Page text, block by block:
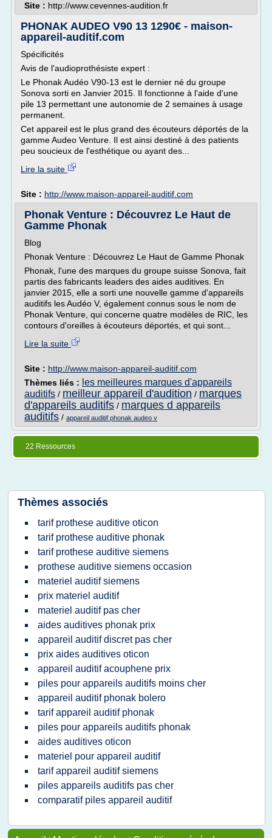
Site : http://www.cevennes-audition.fr
PHONAK AUDEO V90 13 1290€ - maison-
appareil-auditif.com
Spécificités
Avis de l'audioprothésiste expert :
Le Phonak Audéo V90-13 est le dernier né du groupe
Sonova sorti en Janvier 2015. Il fonctionne à l'aide d'une
pile 13 permettant une autonomie de 2 semaines à usage
permanent.
Cet appareil est le plus grand des écouteurs déportés de la
gamme Audeo Venture. Il est ainsi destiné à des patients
peu soucieux de l'esthétique ou ayant des...
Lire la suite
Site : http://www.maison-appareil-auditif.com
Phonak Venture : Découvrez Le Haut de
Gamme Phonak
Blog
Phonak Venture : Découvrez Le Haut de Gamme Phonak
Phonak, l'une des marques du groupe suisse Sonova, fait
partis des fabricants leaders des aides auditives. En
janvier 2015, elle a sorti une nouvelle gamme d'appareils
auditifs les Audéo V, également connus sous le nom de
Phonak Venture, qui concerne quatre modèles de RIC, les
contours d'oreilles à écouteurs déportés, et qui sont...
Lire la suite
Site : http://www.maison-appareil-auditif.com
Thèmes liés : les meilleures marques d'appareils
auditifs / meilleur appareil d'audition / marques
d'appareils auditifs / marques d appareils
auditifs / appareil auditif phonak audeo v
22 Ressources
Thèmes associés
tarif prothese auditive oticon
tarif prothese auditive phonak
tarif prothese auditive siemens
prothese auditive siemens occasion
materiel auditif siemens
prix materiel auditif
materiel auditif pas cher
aides auditives phonak prix
appareil auditif discret pas cher
prix aides auditives oticon
appareil auditif acouphene prix
piles pour appareils auditifs moins cher
appareil auditif phonak bolero
tarif appareil auditif phonak
piles pour appareils auditifs phonak
aides auditives oticon
materiel pour appareil auditif
tarif appareil auditif siemens
piles appareils auditifs pas cher
comparatif piles appareil auditif